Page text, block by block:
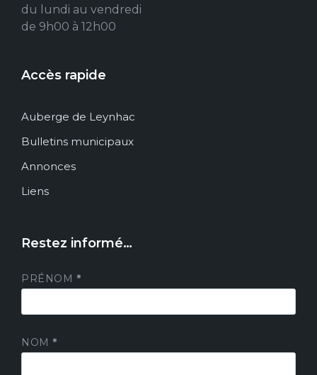
du lundi au vendredi
de 9h00 à 12h00
Accès rapide
Auberge de Leynhac
Bulletins municipaux
Annonces
Liens
Restez informé…
PRÉNOM *
NOM *